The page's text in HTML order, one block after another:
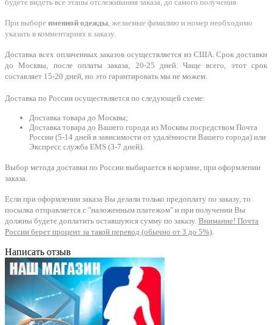
будете видеть все этапы отслеживания заказа, до самого получения.
При выборе именной одежды, желаемые фамилию и номер необходимо
указать в комментариях к заказу.
Доставка всех оплаченных заказов осуществляется из США. Срок доставки
до Москвы, после оплаты заказа, 20-25 дней. Чаще всего, этот срок
составляет 15-20 дней, но это гарантировать мы не можем.
Доставка по России осуществляется по следующей схеме:
Доставка товара до Москвы;
Доставка товара до Вашего города из Москвы посредством Почта
России (5-14 дней в зависимости от удалённости Вашего города) или
Экспресс служба EMS (3-7 дней).
Выбор метода доставки по России выбирается в корзине, при оформлении
заказа.
Если при оформлении заказа Вы делали только предоплату по заказу, то
посылка отправляется с "наложенным платежом" и при получении Вы
должны будете доплатить оставшуюся сумму по заказу. Внимание! Почта
России берет процент за такой перевод (обычно от 3 до 5%).
Написать отзыв